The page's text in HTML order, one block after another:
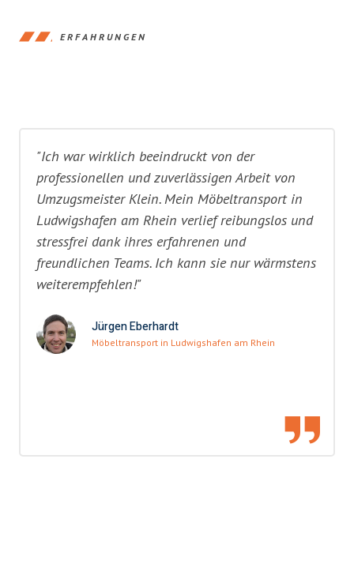
ERFAHRUNGEN
"Ich war wirklich beeindruckt von der
professionellen und zuverlässigen Arbeit von
Umzugsmeister Klein. Mein Möbeltransport in
Ludwigshafen am Rhein verlief reibungslos und
stressfrei dank ihres erfahrenen und
freundlichen Teams. Ich kann sie nur wärmstens
weiterempfehlen!"
Jürgen Eberhardt
Möbeltransport in Ludwigshafen am Rhein